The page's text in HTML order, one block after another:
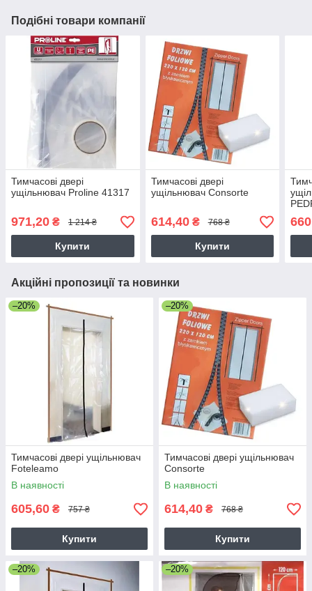
Подібні товари компанії
Тимчасові двері
ущільнювач Proline 41317
971,20 ₴ 1 214 ₴
Купити
Тимчасові двері
ущільнювач Consorte
614,40₴ 768 ₴
Купити
660
Акційні пропозиції та новинки
–20%
Тимчасові двері ущільнювач
Foteleamo
В наявності
605,60 ₴ 757 ₴
Купити
–20%
Тимчасові двері ущільнювач
Consorte
В наявності
614,40 ₴ 768 ₴
Купити
–20% –20%